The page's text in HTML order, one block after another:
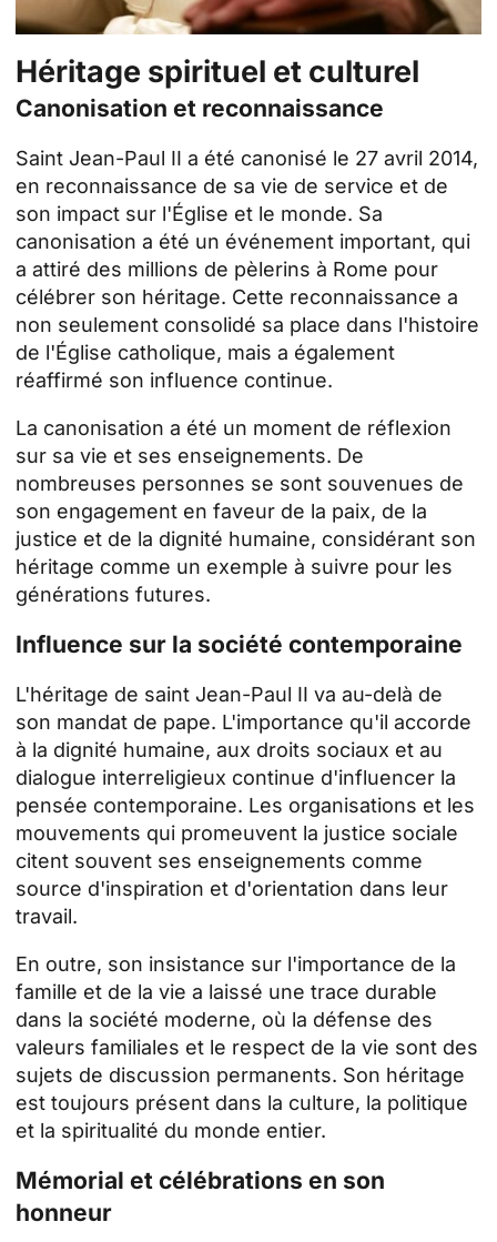
Héritage spirituel et culturel
Canonisation et reconnaissance
Saint Jean-Paul II a été canonisé le 27 avril 2014,
en reconnaissance de sa vie de service et de
son impact sur l'Église et le monde. Sa
canonisation a été un événement important, qui
a attiré des millions de pèlerins à Rome pour
célébrer son héritage. Cette reconnaissance a
non seulement consolidé sa place dans l'histoire
de l'Église catholique, mais a également
réaffirmé son influence continue.
La canonisation a été un moment de réflexion
sur sa vie et ses enseignements. De
nombreuses personnes se sont souvenues de
son engagement en faveur de la paix, de la
justice et de la dignité humaine, considérant son
héritage comme un exemple à suivre pour les
générations futures.
Influence sur la société contemporaine
L'héritage de saint Jean-Paul II va au-delà de
son mandat de pape. L'importance qu'il accorde
à la dignité humaine, aux droits sociaux et au
dialogue interreligieux continue d'influencer la
pensée contemporaine. Les organisations et les
mouvements qui promeuvent la justice sociale
citent souvent ses enseignements comme
source d'inspiration et d'orientation dans leur
travail.
En outre, son insistance sur l'importance de la
famille et de la vie a laissé une trace durable
dans la société moderne, où la défense des
valeurs familiales et le respect de la vie sont des
sujets de discussion permanents. Son héritage
est toujours présent dans la culture, la politique
et la spiritualité du monde entier.
Mémorial et célébrations en son
honneur